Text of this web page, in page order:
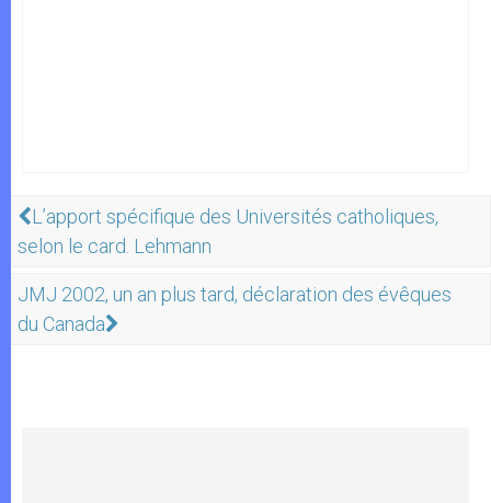
L’apport spécifique des Universités catholiques,
selon le card. Lehmann
JMJ 2002, un an plus tard, déclaration des évêques
du Canada